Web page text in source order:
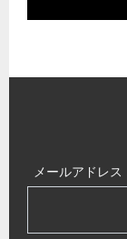
メールアドレス